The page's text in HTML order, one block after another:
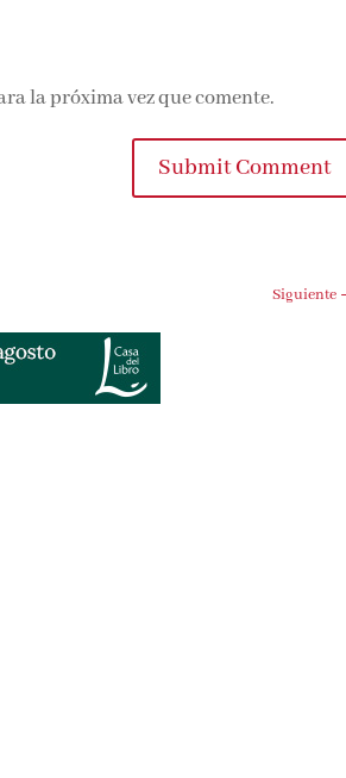
la próxima vez que comente.
Submit Comment
Siguiente→